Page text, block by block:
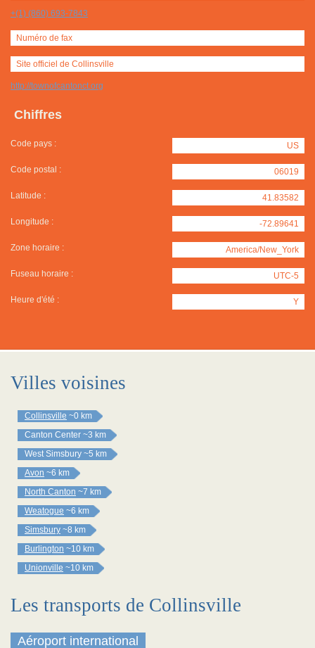
+(1) (860) 693-7843
Numéro de fax
Site officiel de Collinsville
http://townofcantonct.org
Chiffres
Code pays : US
Code postal : 06019
Latitude : 41.83582
Longitude : -72.89641
Zone horaire : America/New_York
Fuseau horaire : UTC-5
Heure d'été : Y
Villes voisines
Collinsville ~0 km
Canton Center ~3 km
West Simsbury ~5 km
Avon ~6 km
North Canton ~7 km
Weatogue ~6 km
Simsbury ~8 km
Burlington ~10 km
Unionville ~10 km
Les transports de Collinsville
Aéroport international